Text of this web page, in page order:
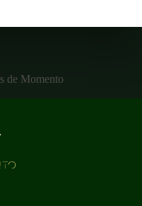
de Momento